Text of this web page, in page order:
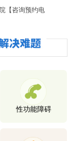
【咨询预约电
性功能障碍